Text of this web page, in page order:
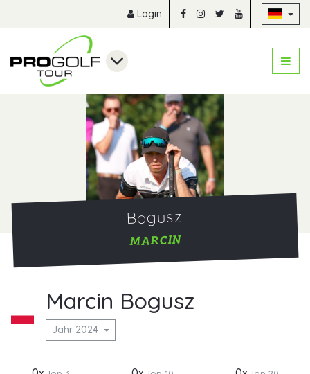
Login
Bogusz
MARCIN
Marcin Bogusz
Jahr 2024